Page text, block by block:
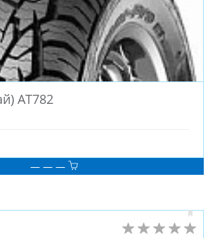
AT782
— — —